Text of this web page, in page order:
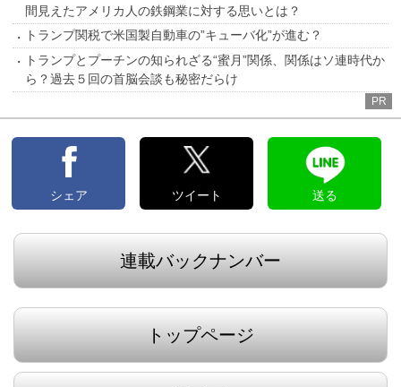
間見えたアメリカ人の鉄鋼業に対する思いとは？
トランプ関税で米国製自動車の”キューバ化”が進む？
トランプとプーチンの知られざる“蜜月”関係、関係はソ連時代か
ら？過去５回の首脳会談も秘密だらけ
PR
シェア ツイート 送る
連載バックナンバー
トップページ